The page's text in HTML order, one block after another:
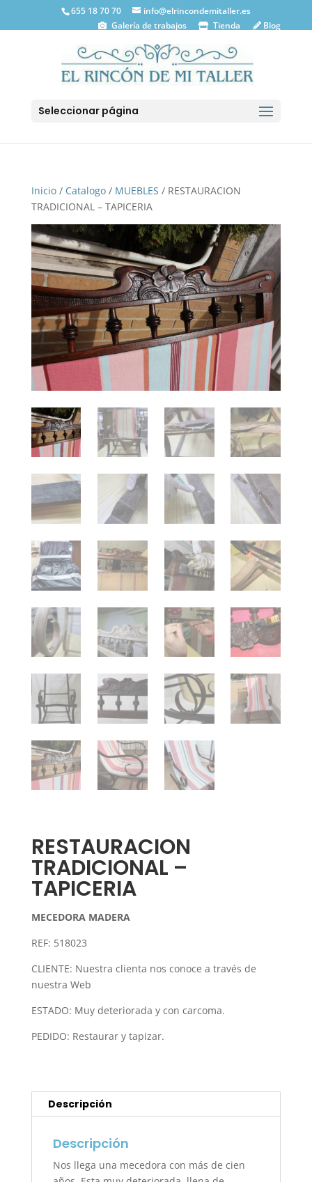
655 18 70 70
info@elrincondemitaller.es
Galería de trabajos
Tienda Blog
Seleccionar página
Inicio/ Catalogo/ MUEBLES / RESTAURACION
TRADICIONAL – TAPICERIA
RESTAURACION
TRADICIONAL –
TAPICERIA
MECEDORA MADERA
REF: 518023
CLIENTE: Nuestra clienta nos conoce a través de
nuestra Web
ESTADO: Muy deteriorada y con carcoma.
PEDIDO: Restaurar y tapizar.
Descripción
Descripción
Nos llega una mecedora con más de cien